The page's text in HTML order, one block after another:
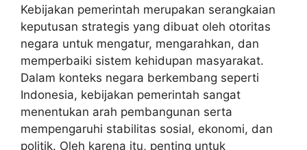
Kebijakan pemerintah merupakan serangkaian
keputusan strategis yang dibuat oleh otoritas
negara untuk mengatur, mengarahkan, dan
memperbaiki sistem kehidupan masyarakat.
Dalam konteks negara berkembang seperti
Indonesia, kebijakan pemerintah sangat
menentukan arah pembangunan serta
mempengaruhi stabilitas sosial, ekonomi, dan
politik. Oleh karena itu, penting untuk